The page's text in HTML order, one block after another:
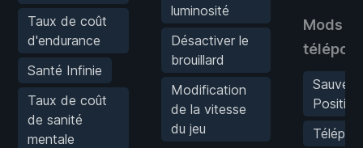
Taux de coût
d'endurance
Santé Infinie
Taux de coût
de sanité
mentale
luminosité
Désactiver le
brouillard
Modification
de la vitesse
du jeu
Mods
Position